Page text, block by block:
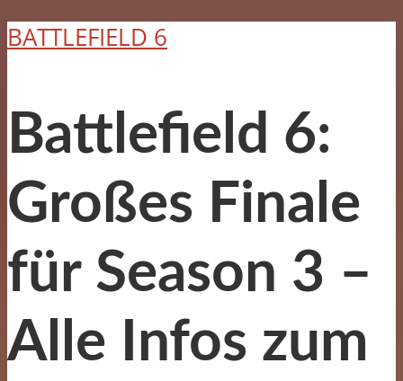
BATTLEFIELD 6
Battlefield 6:
Großes Finale
für Season 3 –
Alle Infos zum